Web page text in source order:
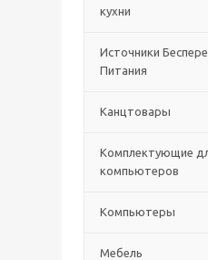
кухни
Источники
Питания
Канцтовары
Комплектующие
компьютеров
Компьютеры
Мебель